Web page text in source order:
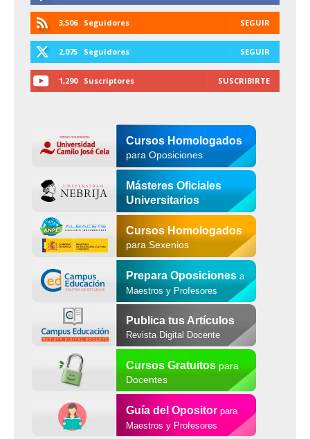
3,506 Seguidores SEGUIR
2,075 Seguidores SEGUIR
1,290 Suscriptores SUSCRIBIRTE
Cursos Homologados
para Oposiciones
Másteres Oficiales
Universitarios
Cursos Homologados
para Sexenios
Prepara Oposiciones a
Maestros y Profesores
Publica tus Artículos
Revista Digital Docente
Cursos Gratuitospara
Docentes
Guía del Opositor para
Maestros y Profesores